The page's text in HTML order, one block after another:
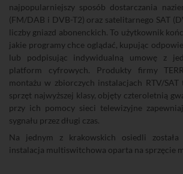
najpopularniejszy sposób dostarczania
(FM/DAB i DVB-T2) oraz satelitarnego SAT
liczby gniazd abonenckich. To użytkownik
jakie programy chce oglądać, kupując
lub podpisując indywidualną umowę z
platform cyfrowych. Produkty firmy
montażu w zbiorczych instalacjach RTV/SAT
sprzęt najwyższej klasy, objęty czteroletnią
przy ich pomocy sieci telewizyjne
sygnału przez długi czas.
Na jednym z krakowskich osiedli została
instalacja multiswitchowa oparta na sprzęcie